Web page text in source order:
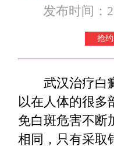
发布时间：
抢
武汉治疗白癜
以在人体的很多
免白斑危害不断
相同，只有采取